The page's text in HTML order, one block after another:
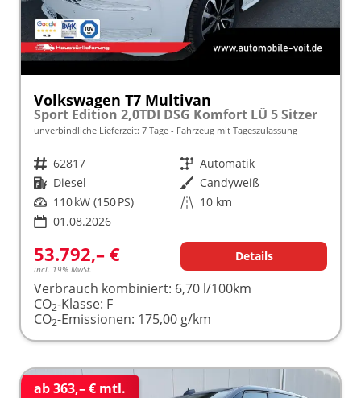
Volkswagen T7 Multivan
Sport Edition 2,0TDI DSG Komfort LÜ 5 Sitzer
unverbindliche Lieferzeit: 7 Tage Fahrzeug mit Tageszulassung
Fahrzeugnr. 62817 Getriebe Automatik
Kraftstoff Diesel Außenfarbe Candyweiß
Leistung 110 kW (150 PS) Kilometerstand 10 km
01.08.2026
53.792,– €
incl. 19% MwSt.
Details
Verbrauch kombiniert: 6,70 l/100km
CO2-Klasse: F
CO2-Emissionen: 175,00 g/km
ab 363,– € mtl.